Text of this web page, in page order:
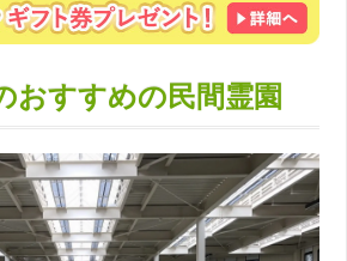
おすすめの民間霊園